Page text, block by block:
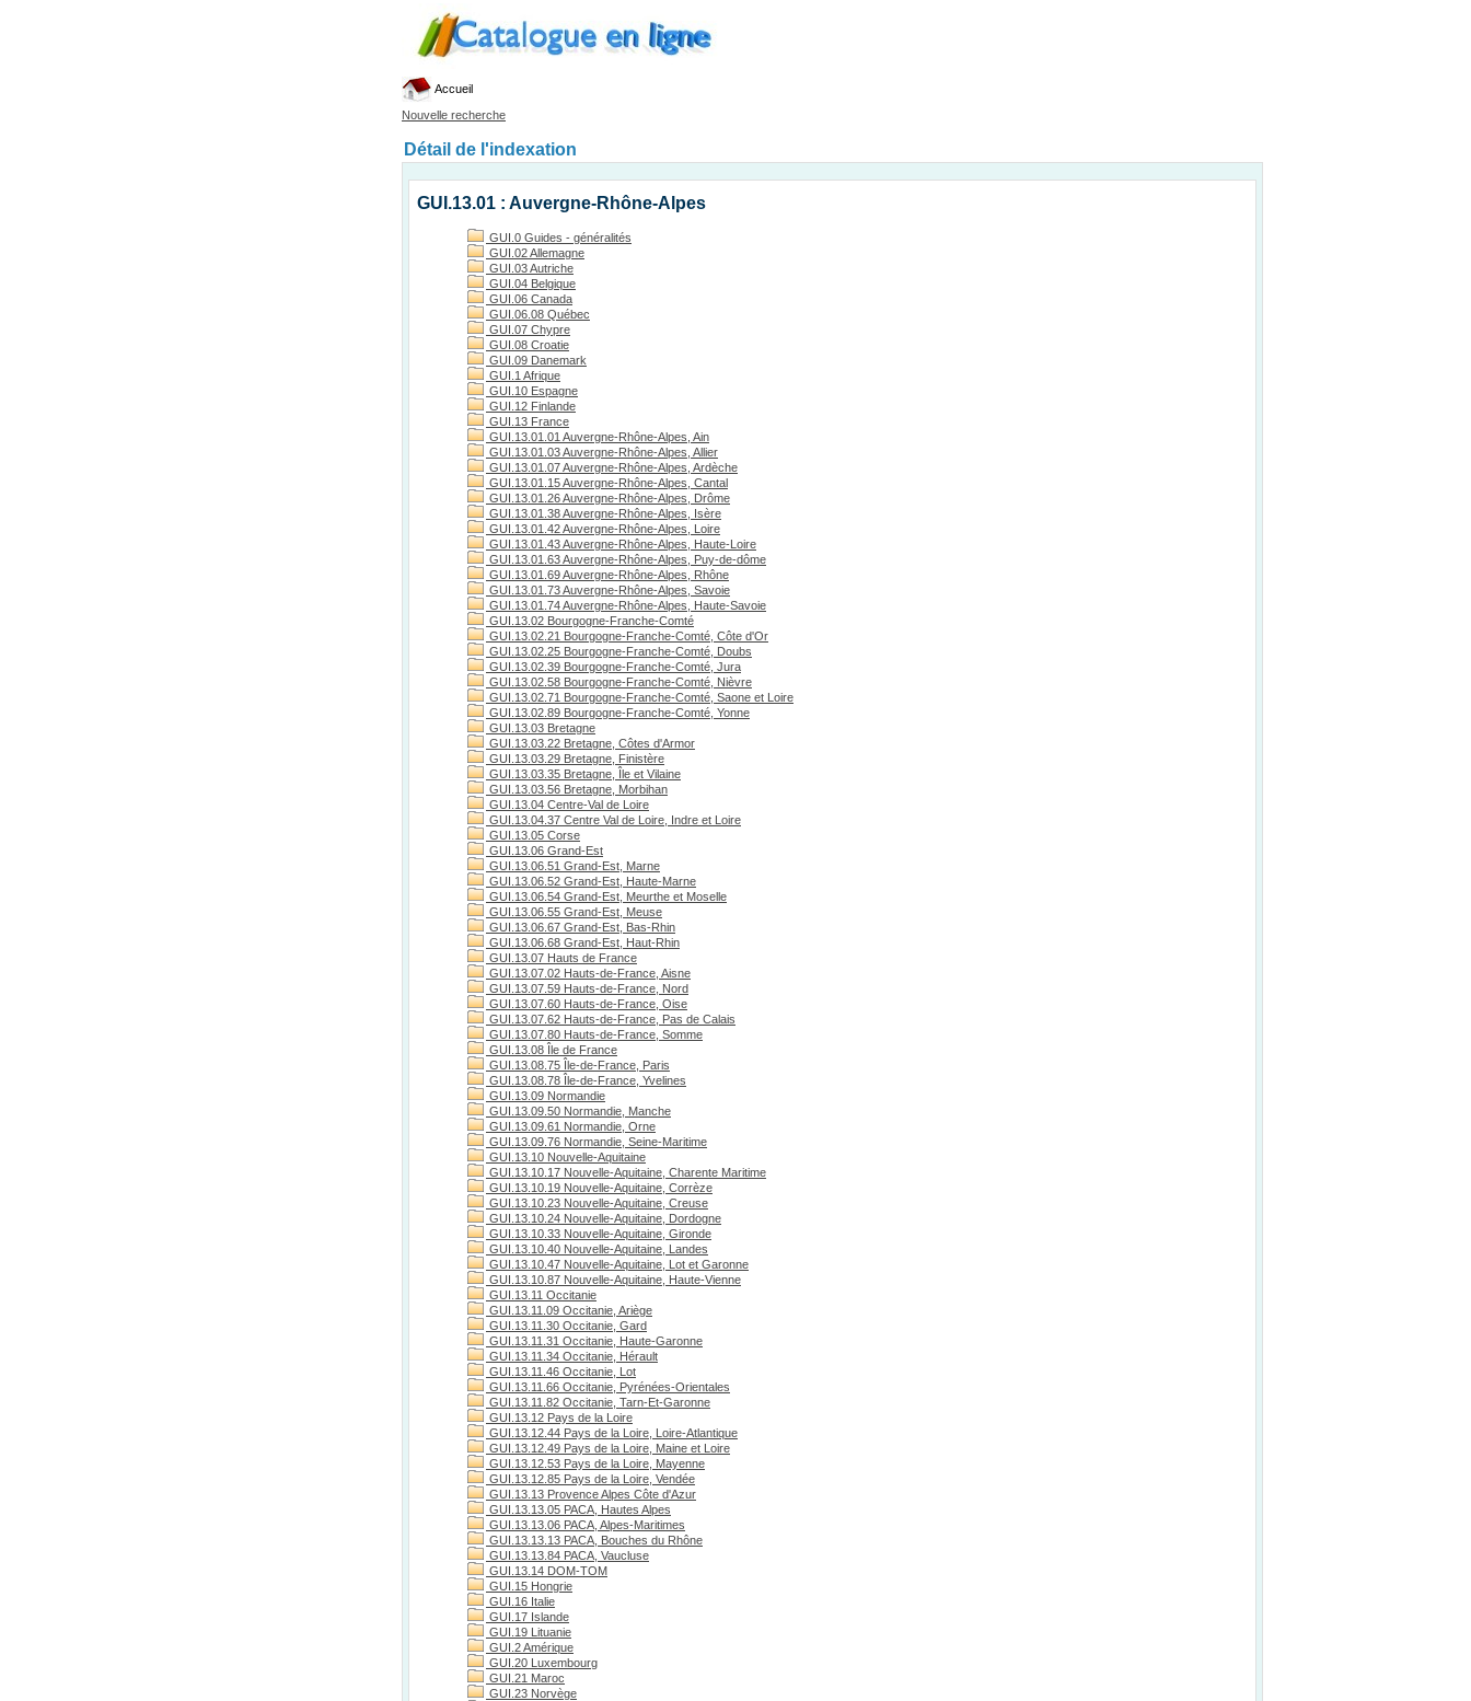
Accueil
Nouvelle recherche
Détail de l'indexation
GUI.13.01 : Auvergne-Rhône-Alpes
GUI.0 Guides - généralités
GUI.02 Allemagne
GUI.03 Autriche
GUI.04 Belgique
GUI.06 Canada
GUI.06.08 Québec
GUI.07 Chypre
GUI.08 Croatie
GUI.09 Danemark
GUI.1 Afrique
GUI.10 Espagne
GUI.12 Finlande
GUI.13 France
GUI.13.01.01 Auvergne-Rhône-Alpes, Ain
GUI.13.01.03 Auvergne-Rhône-Alpes, Allier
GUI.13.01.07 Auvergne-Rhône-Alpes, Ardèche
GUI.13.01.15 Auvergne-Rhône-Alpes, Cantal
GUI.13.01.26 Auvergne-Rhône-Alpes, Drôme
GUI.13.01.38 Auvergne-Rhône-Alpes, Isère
GUI.13.01.42 Auvergne-Rhône-Alpes, Loire
GUI.13.01.43 Auvergne-Rhône-Alpes, Haute-Loire
GUI.13.01.63 Auvergne-Rhône-Alpes, Puy-de-dôme
GUI.13.01.69 Auvergne-Rhône-Alpes, Rhône
GUI.13.01.73 Auvergne-Rhône-Alpes, Savoie
GUI.13.01.74 Auvergne-Rhône-Alpes, Haute-Savoie
GUI.13.02 Bourgogne-Franche-Comté
GUI.13.02.21 Bourgogne-Franche-Comté, Côte d'Or
GUI.13.02.25 Bourgogne-Franche-Comté, Doubs
GUI.13.02.39 Bourgogne-Franche-Comté, Jura
GUI.13.02.58 Bourgogne-Franche-Comté, Nièvre
GUI.13.02.71 Bourgogne-Franche-Comté, Saone et Loire
GUI.13.02.89 Bourgogne-Franche-Comté, Yonne
GUI.13.03 Bretagne
GUI.13.03.22 Bretagne, Côtes d'Armor
GUI.13.03.29 Bretagne, Finistère
GUI.13.03.35 Bretagne, Île et Vilaine
GUI.13.03.56 Bretagne, Morbihan
GUI.13.04 Centre-Val de Loire
GUI.13.04.37 Centre Val de Loire, Indre et Loire
GUI.13.05 Corse
GUI.13.06 Grand-Est
GUI.13.06.51 Grand-Est, Marne
GUI.13.06.52 Grand-Est, Haute-Marne
GUI.13.06.54 Grand-Est, Meurthe et Moselle
GUI.13.06.55 Grand-Est, Meuse
GUI.13.06.67 Grand-Est, Bas-Rhin
GUI.13.06.68 Grand-Est, Haut-Rhin
GUI.13.07 Hauts de France
GUI.13.07.02 Hauts-de-France, Aisne
GUI.13.07.59 Hauts-de-France, Nord
GUI.13.07.60 Hauts-de-France, Oise
GUI.13.07.62 Hauts-de-France, Pas de Calais
GUI.13.07.80 Hauts-de-France, Somme
GUI.13.08 Île de France
GUI.13.08.75 Île-de-France, Paris
GUI.13.08.78 Île-de-France, Yvelines
GUI.13.09 Normandie
GUI.13.09.50 Normandie, Manche
GUI.13.09.61 Normandie, Orne
GUI.13.09.76 Normandie, Seine-Maritime
GUI.13.10 Nouvelle-Aquitaine
GUI.13.10.17 Nouvelle-Aquitaine, Charente Maritime
GUI.13.10.19 Nouvelle-Aquitaine, Corrèze
GUI.13.10.23 Nouvelle-Aquitaine, Creuse
GUI.13.10.24 Nouvelle-Aquitaine, Dordogne
GUI.13.10.33 Nouvelle-Aquitaine, Gironde
GUI.13.10.40 Nouvelle-Aquitaine, Landes
GUI.13.10.47 Nouvelle-Aquitaine, Lot et Garonne
GUI.13.10.87 Nouvelle-Aquitaine, Haute-Vienne
GUI.13.11 Occitanie
GUI.13.11.09 Occitanie, Ariège
GUI.13.11.30 Occitanie, Gard
GUI.13.11.31 Occitanie, Haute-Garonne
GUI.13.11.34 Occitanie, Hérault
GUI.13.11.46 Occitanie, Lot
GUI.13.11.66 Occitanie, Pyrénées-Orientales
GUI.13.11.82 Occitanie, Tarn-Et-Garonne
GUI.13.12 Pays de la Loire
GUI.13.12.44 Pays de la Loire, Loire-Atlantique
GUI.13.12.49 Pays de la Loire, Maine et Loire
GUI.13.12.53 Pays de la Loire, Mayenne
GUI.13.12.85 Pays de la Loire, Vendée
GUI.13.13 Provence Alpes Côte d'Azur
GUI.13.13.05 PACA, Hautes Alpes
GUI.13.13.06 PACA, Alpes-Maritimes
GUI.13.13.13 PACA, Bouches du Rhône
GUI.13.13.84 PACA, Vaucluse
GUI.13.14 DOM-TOM
GUI.15 Hongrie
GUI.16 Italie
GUI.17 Islande
GUI.19 Lituanie
GUI.2 Amérique
GUI.20 Luxembourg
GUI.21 Maroc
GUI.23 Norvège